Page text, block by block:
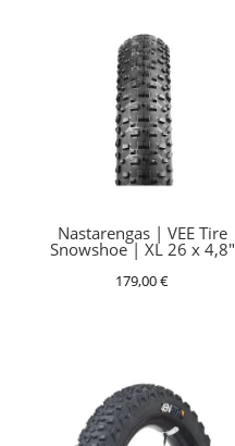
Nastarengas | VEE Tire
Snowshoe | XL 26 x 4,8″
179,00€